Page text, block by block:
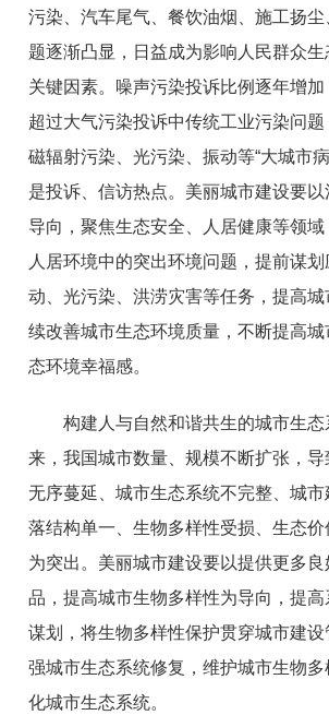
污染、汽车尾气、餐饮油烟、施工扬尘
题逐渐凸显，日益成为影响人民群众
关键因素。噪声污染投诉比例逐年增
超过大气污染投诉中传统工业污染问
磁辐射污染、光污染、振动等“大城市
是投诉、信访热点。美丽城市建设要
导向，聚焦生态安全、人居健康等领
人居环境中的突出环境问题，提前谋
动、光污染、洪涝灾害等任务，提高
续改善城市生态环境质量，不断提高
态环境幸福感。
构建人与自然和谐共生的城市生态
来，我国城市数量、规模不断扩张，
无序蔓延、城市生态系统不完整、城
落结构单一、生物多样性受损、生态
为突出。美丽城市建设要以提供更多
品，提高城市生物多样性为导向，提
谋划，将生物多样性保护贯穿城市建
强城市生态系统修复，维护城市生物
化城市生态系统。